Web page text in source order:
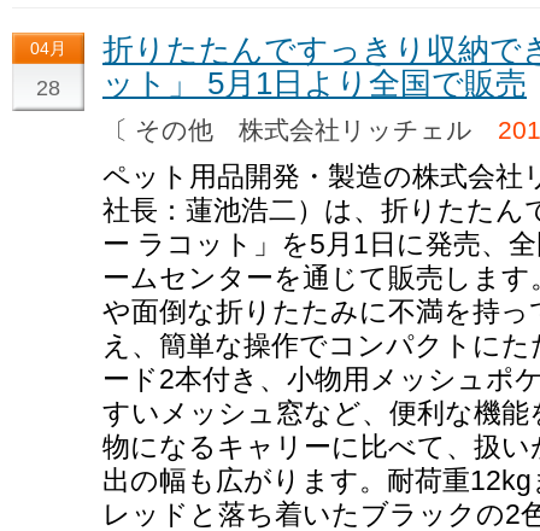
04月
28
折りたたんですっきり収納で
ット」 5月1日より全国で販売
〔 その他 株式会社リッチェル
ペット用品開発・製造の株式会社
社長：蓮池浩二）は、折りたた
ー ラコット」を5月1日に発売、
ームセンターを通じて販売しま
や面倒な折りたたみに不満を持
え、簡単な操作でコンパクトに
ード2本付き、小物用メッシュポ
すいメッシュ窓など、便利な機
物になるキャリーに比べて、扱
出の幅も広がります。耐荷重
レッドと落ち着いたブラックの2